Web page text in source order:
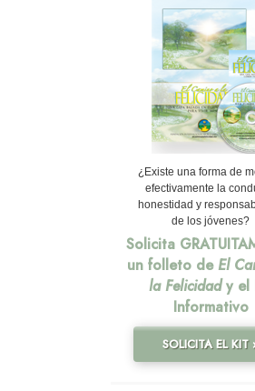
¿Existe una forma de
efectivamente la
honestidad y
de los jóvenes?
Solicita
un folleto de El
la Felicidady el
Informativo
SOLICITA EL KIT